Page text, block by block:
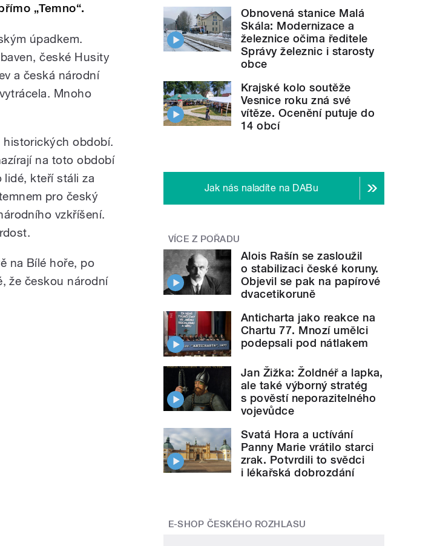
„Temno“.
úpadkem.
české Husity
a česká národní
Mnoho
historických období.
na toto období
kteří stáli za
pro český
vzkříšení.
na Bílé hoře, po
že českou národní
Obnovená stanice Malá
Skála: Modernizace a
železnice očima ředitele
Správy železnic i starosty
obce
Krajské kolo soutěže
Vesnice roku zná své
vítěze. Ocenění putuje do
14 obcí
Jak nás naladíte na DABu
VÍCE Z POŘADU
Alois Rašín se zasloužil
o stabilizaci české koruny.
Objevil se pak na papírové
dvacetikoruně
Anticharta jako reakce na
Chartu 77. Mnozí umělci
podepsali pod nátlakem
Jan Žižka: Žoldnéř a lapka,
ale také výborný stratég
s pověstí neporazitelného
vojevůdce
Svatá Hora a uctívání
Panny Marie vrátilo starci
zrak. Potvrdili to svědci
i lékařská dobrozdání
E-SHOP ČESKÉHO ROZHLASU